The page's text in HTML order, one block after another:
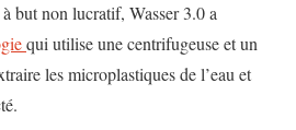
but non lucratif, Wasser 3.0 a
qui utilise une centrifugeuse et un
les microplastiques de l’eau et